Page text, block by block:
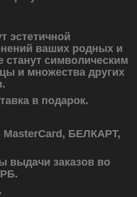
эстетичной
ваших родных и
станут символическим
и множества других
в подарок.
MasterCard, БЕЛКАРТ,
выдачи заказов во